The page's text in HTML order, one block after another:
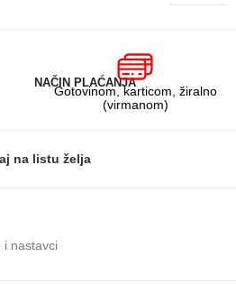
NAČIN PLAĆANJA
Gotovinom, karticom, žiralno
(virmanom)
na listu želja
i nastavci